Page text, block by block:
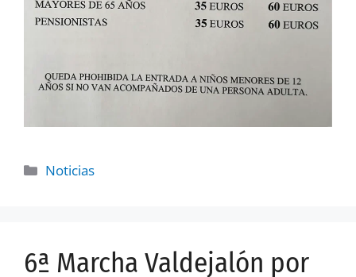
Noticias
6ª Marcha Valdejalón por